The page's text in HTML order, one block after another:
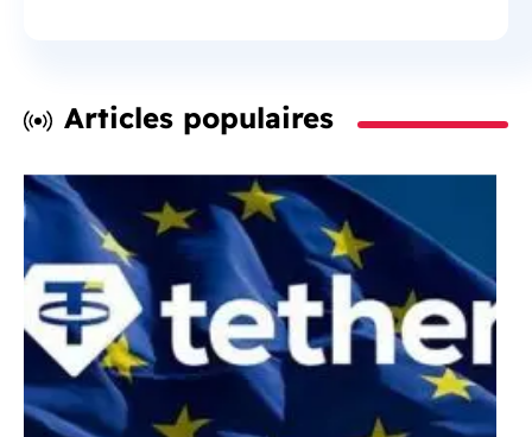
Articles populaires